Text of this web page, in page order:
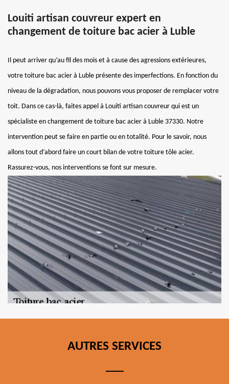
Louiti artisan couvreur expert en
changement de toiture bac acier à Luble
Il peut arriver qu’au fil des mois et à cause des agressions extérieures,
votre toiture bac acier à Luble présente des imperfections. En fonction du
niveau de la dégradation, nous pouvons vous proposer de remplacer votre
toit. Dans ce cas-là, faites appel à Louiti artisan couvreur qui est un
spécialiste en changement de toiture bac acier à Luble 37330. Notre
intervention peut se faire en partie ou en totalité. Pour le savoir, nous
allons tout d’abord faire un court bilan de votre toiture tôle acier.
Rassurez-vous, nos interventions se font sur mesure.
AUTRES SERVICES